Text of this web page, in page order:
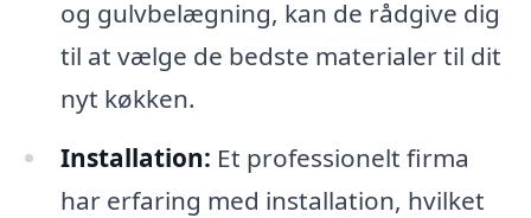
og gulvbelægning, kan de rådgive dig
til at vælge de bedste materialer til dit
nyt køkken.
Installation: Et professionelt firma
har erfaring med installation, hvilket